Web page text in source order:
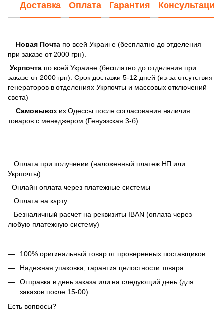
Доставка Оплата Гарантия Консультация
Новая Почта по всей Украине (бесплатно до отделения
при заказе от 2000 грн).
Укрпочта по всей Украине (бесплатно до отделения при
заказе от 2000 грн). Срок доставки 5-12 дней (из-за отсутствия
генераторов в отделениях Укрпочты и массовых отключений
света)
Самовывоз из Одессы после согласования наличия
товаров с менеджером (Генуэзская 3-б).
Оплата при получении (наложенный платеж НП или
Укрпочты)
Онлайн оплата через платежные системы
Оплата на карту
Безналичный расчет на реквизиты IBAN (оплата через
любую платежную систему)
100% оригинальный товар от проверенных поставщиков.
Надежная упаковка, гарантия целостности товара.
Отправка в день заказа или на следующий день (для
заказов после 15-00).
Есть вопросы?